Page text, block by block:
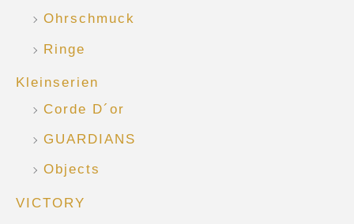
Ohrschmuck
Ringe
Kleinserien
Corde D´or
GUARDIANS
Objects
VICTORY